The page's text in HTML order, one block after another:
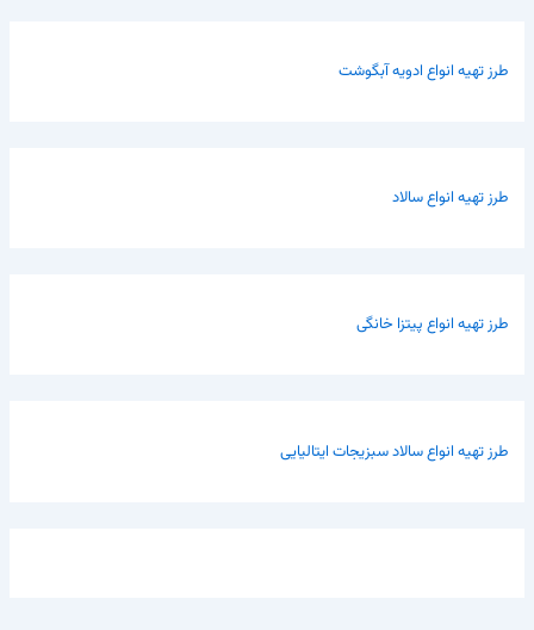
طرز تهیه انواع ادویه آبگوشت
طرز تهیه انواع سالاد
طرز تهیه انواع پیتزا خانگی
طرز تهیه انواع سالاد سبزیجات ایتالیایی